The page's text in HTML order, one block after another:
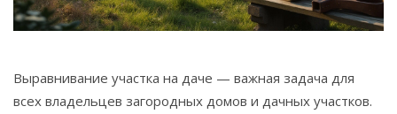
© 2026. Все права защищены.
Выравнивание участка на даче — важная задача для
всех владельцев загородных домов и дачных участков.